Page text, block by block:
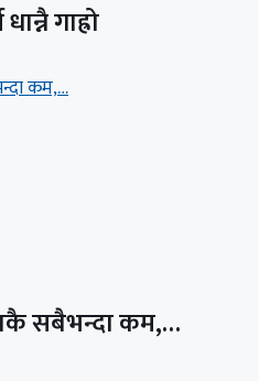
गाह्रो
सबैभन्दा कम,…